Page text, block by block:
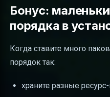
Бонус:
порядка в
Когда ставите много
порядок так:
храните разные